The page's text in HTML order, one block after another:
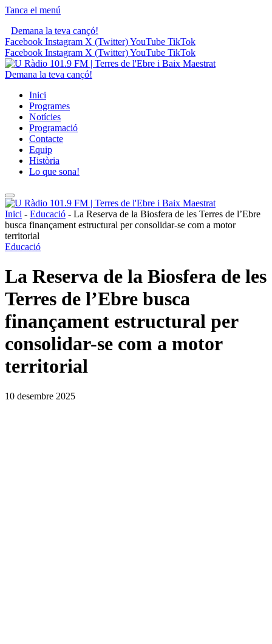
Tanca el menú
Demana la teva cançó!
Facebook Instagram X (Twitter)YouTube TikTok
Facebook Instagram X (Twitter)YouTube TikTok
Demana la teva cançó!
Inici
Programes
Notícies
Programació
Contacte
Equip
Història
Lo que sona!
Inici - Educació - La Reserva de la Biosfera de les Terres de l’Ebre
busca finançament estructural per consolidar-se com a motor
territorial
Educació
La Reserva de la Biosfera de les
Terres de l’Ebre busca
finançament estructural per
consolidar-se com a motor
territorial
10 desembre 2025